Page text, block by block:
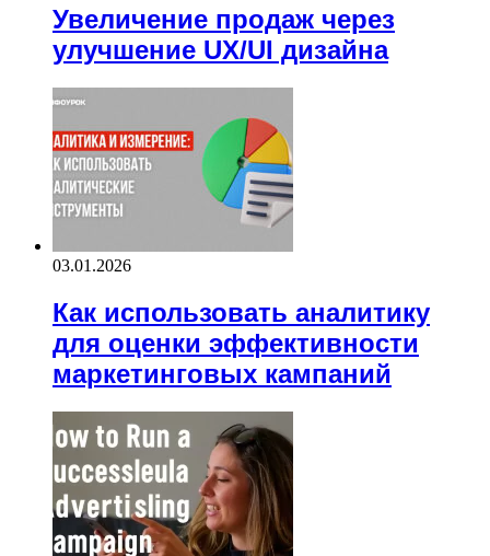
Увеличение продаж через
улучшение UX/UI дизайна
03.01.2026
Как использовать аналитику
для оценки эффективности
маркетинговых кампаний